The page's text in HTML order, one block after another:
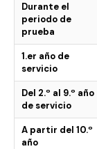
Durante el
periodo de
prueba
1.er año de
servicio
Del 2.º al 9.º año
de servicio
A partir del 10.º
año